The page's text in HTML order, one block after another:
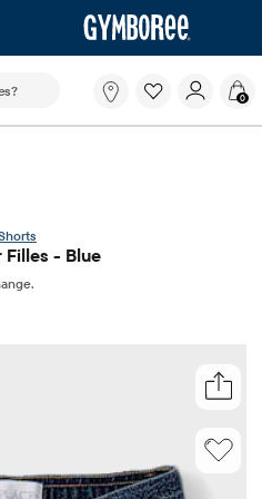
ci-dessous filtre les
Qu'est-
que
0
Filles - Blue